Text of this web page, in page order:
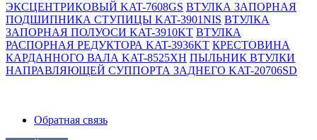
ЭКСЦЕНТРИКОВЫЙ KAT-7608GS ВТУЛКА ЗАПОРНАЯ
ПОДШИПНИКА СТУПИЦЫ KAT-3901NIS ВТУЛКА
ЗАПОРНАЯ ПОЛУОСИ KAT-3910KT ВТУЛКА
РАСПОРНАЯ РЕДУКТОРА KAT-3936KT КРЕСТОВИНА
КАРДАННОГО ВАЛА KAT-8525XH ПЫЛЬНИК ВТУЛКИ
НАПРАВЛЯЮЩЕЙ СУППОРТА ЗАДНЕГО KAT-20706SD
Обратная связь